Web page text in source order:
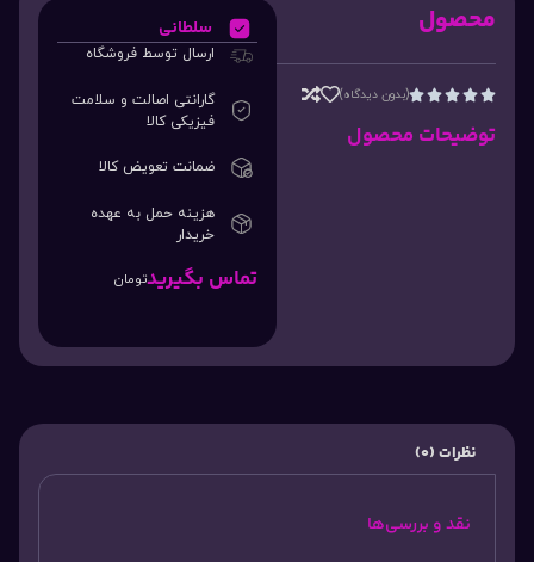
محصول




(بدون دیدگاه)
توضیحات محصول
سلطانی
ارسال توسط فروشگاه
گارانتی اصالت و سلامت
فیزیکی کالا
ضمانت تعویض کالا
هزینه حمل به عهده
خریدار
تماس بگیریدتومان
نظرات (0)
نقد و بررسی‌ها